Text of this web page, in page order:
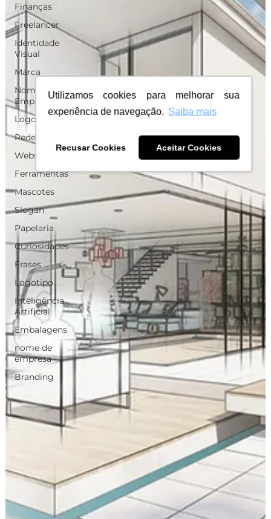
Utilizamos cookies para melhorar sua
experiência de navegação. Saiba mais
Recusar Cookies Aceitar Cookies
Finanças
Freelancer
Identidade
Visual
Marca
Nome para
Empresa
Logo
Redes Sociais
Websites
Ferramentas
Mascotes
Slogan
Papelaria
Curiosidades
Frases
Logotipo
Inteligência
Artificial
Embalagens
nome de
empresa
Branding